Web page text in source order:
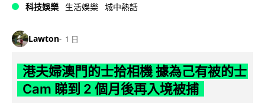
科技娛樂 生活娛樂 城中熱話
Lawton 1 日
港夫婦澳門的士拾相機 據為己有被的士
Cam 睇到 2 個月後再入境被捕